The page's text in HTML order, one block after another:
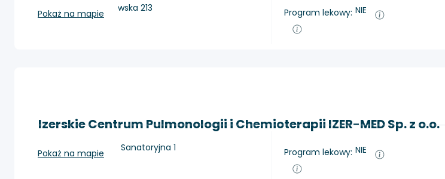
Wrocław, ul. Borowska 213
Pokaż na mapie Program lekowy: NIE
Izerskie Centrum Pulmonologii i Chemioterapii IZER-MED Sp. z o.o.
Szklarska Poręba, Sanatoryjna 1
Pokaż na mapie Program lekowy: NIE